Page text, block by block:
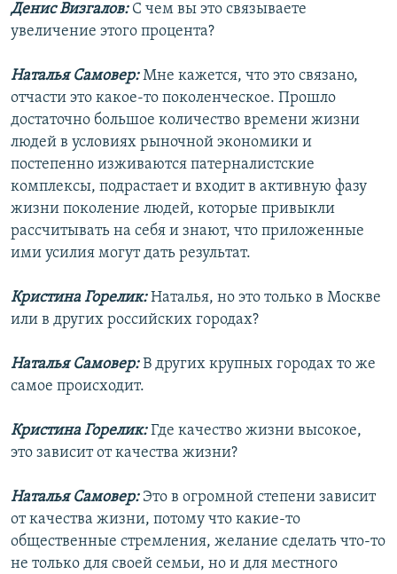
Денис Визгалов:С чем вы это связываете
увеличение этого процента?
Наталья Самовер:Мне кажется, что это связано,
отчасти это какое-то поколенческое. Прошло
достаточно большое количество времени жизни
людей в условиях рыночной экономики и
постепенно изживаются патерналистские
комплексы, подрастает и входит в активную фазу
жизни поколение людей, которые привыкли
рассчитывать на себя и знают, что приложенные
ими усилия могут дать результат.
Кристина Горелик:Наталья, но это только в Москве
или в других российских городах?
Наталья Самовер:В других крупных городах то же
самое происходит.
Кристина Горелик:Где качество жизни высокое,
это зависит от качества жизни?
Наталья Самовер:Это в огромной степени зависит
от качества жизни, потому что какие-то
общественные стремления, желание сделать что-то
не только для своей семьи, но и для местного